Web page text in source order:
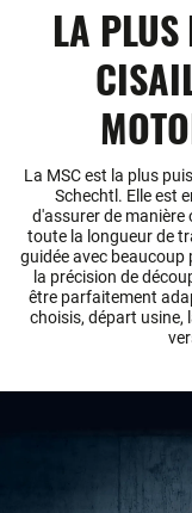
LA PLUS
La MSC est la plus
Schechtl. Elle est
d'assurer de manière
toute la longueur de
guidée avec beaucoup
la précision de
être parfaitement
choisis, départ usine,